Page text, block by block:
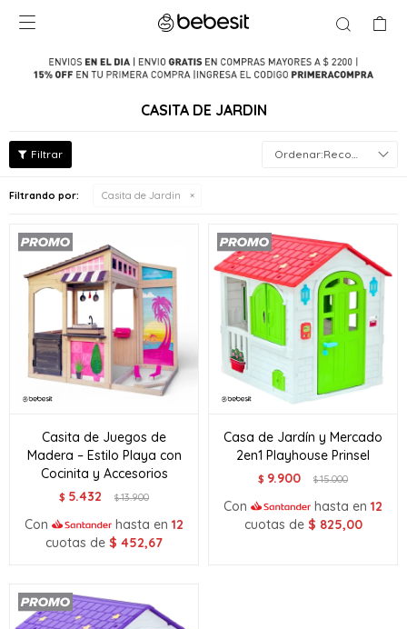

CASITA DE JARDIN
Recomendados
Filtrando por: Casita de Jardin
Casita de Juegos de
Madera – Estilo Playa con
Cocinita y Accesorios
$ 5.432 $13.900
Con hasta en 12
cuotas de $ 452,67
Casa de Jardín y Mercado
2en1 Playhouse Prinsel
$ 9.900 $15.000
Con hasta en 12
cuotas de $ 825,00